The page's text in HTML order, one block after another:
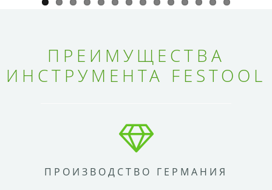
ПРЕИМУЩЕСТВА
ИНСТРУМЕНТА FESTOOL
ПРОИЗВОДСТВО ГЕРМАНИЯ